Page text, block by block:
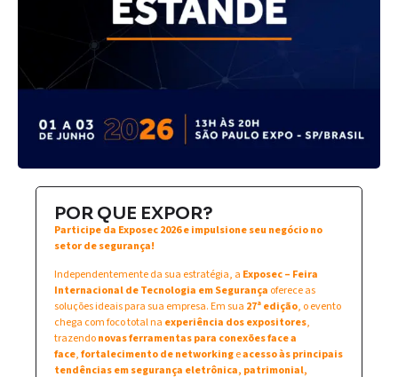
POR QUE EXPOR?
Participe da Exposec 2026 e impulsione seu negócio no
setor de segurança!
Independentemente da sua estratégia, a Exposec – Feira
Internacional de Tecnologia em Segurança oferece as
soluções ideais para sua empresa. Em sua 27ª edição, o evento
chega com foco total na experiência dos expositores,
trazendonovas ferramentas para conexões face a
face,fortalecimento de networkingeacesso às principais
tendências em segurança eletrônica, patrimonial,